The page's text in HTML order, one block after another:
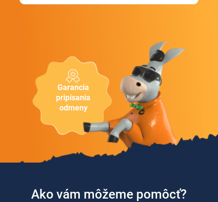
Garancia
pripísania
odmeny
Ako vám môžeme pomôcť?